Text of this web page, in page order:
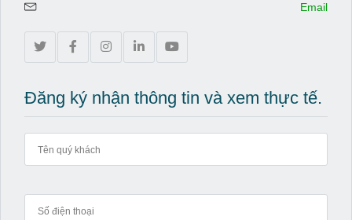
Email
Đăng ký nhận thông tin và xem thực tế.